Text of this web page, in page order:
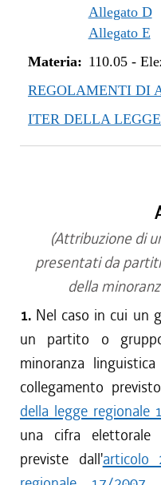
Allegato D
Allegato E
Materia: 110.05-
REGOLAMENTI DI
ITER DELLA LEGGE
(Attribuzione di
presentati da
della
1. Nel caso in cui un
un partito o
minoranza
collegamento
della legge regionale
una cifra elettorale
previste dall'articolo